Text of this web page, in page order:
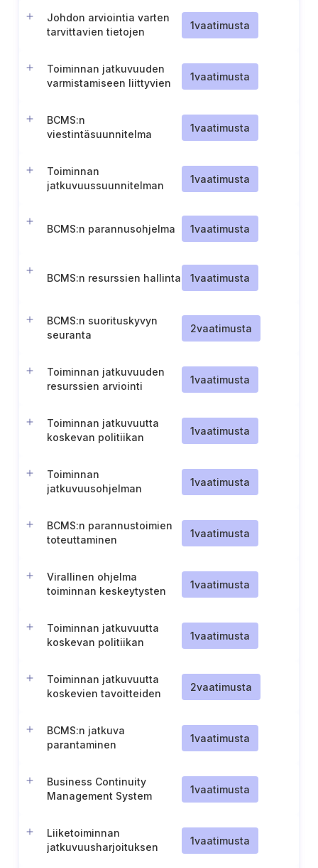
Johdon arviointia varten
tarvittavien tietojen
1vaatimusta
Toiminnan jatkuvuuden
varmistamiseen liittyvien
1vaatimusta
BCMS:n
viestintäsuunnitelma
1vaatimusta
Toiminnan
jatkuvuussuunnitelman
1vaatimusta
BCMS:n parannusohjelma 1vaatimusta
BCMS:n resurssien hallinta 1vaatimusta
BCMS:n suorituskyvyn
seuranta
2vaatimusta
Toiminnan jatkuvuuden
resurssien arviointi
1vaatimusta
Toiminnan jatkuvuutta
koskevan politiikan
1vaatimusta
Toiminnan
jatkuvuusohjelman
1vaatimusta
BCMS:n parannustoimien
toteuttaminen
1vaatimusta
Virallinen ohjelma
toiminnan keskeytysten
1vaatimusta
Toiminnan jatkuvuutta
koskevan politiikan
1vaatimusta
Toiminnan jatkuvuutta
koskevien tavoitteiden
2vaatimusta
BCMS:n jatkuva
parantaminen
1vaatimusta
Business Continuity
Management System
1vaatimusta
Liiketoiminnan
jatkuvuusharjoituksen
1vaatimusta